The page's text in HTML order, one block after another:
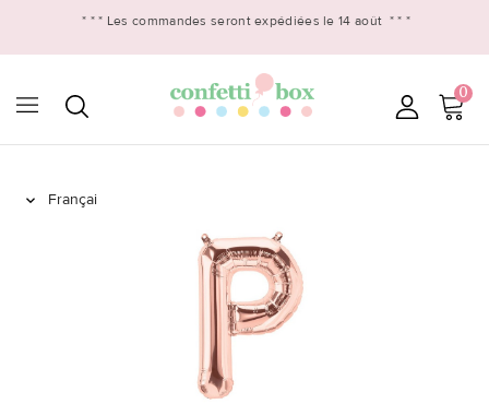
* * * Les commandes seront expédiées le 14 août * * *
0
